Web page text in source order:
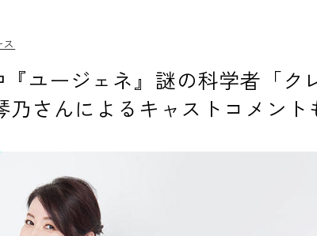
ユージェネ』謎の科学者「ク
乃さんによるキャストコメント